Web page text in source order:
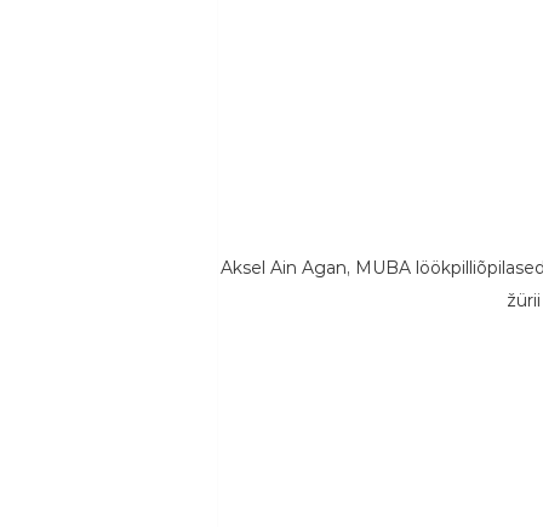
Aksel Ain Agan, MUBA